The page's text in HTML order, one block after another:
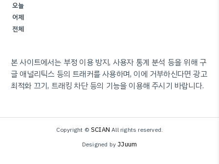
오늘
어제
전체
본 사이트에서는 부정 이용 방지, 사용자 통계 분석 등을 위해 구
글 애널리틱스 등의 트래커를 사용하며, 이에 거부하신다면 광고
최적화 끄기, 트래킹 차단 등의 기능을 이용해 주시기 바랍니다.
Copyright ©SCIAN All rights reserved.
Designed by JJuum